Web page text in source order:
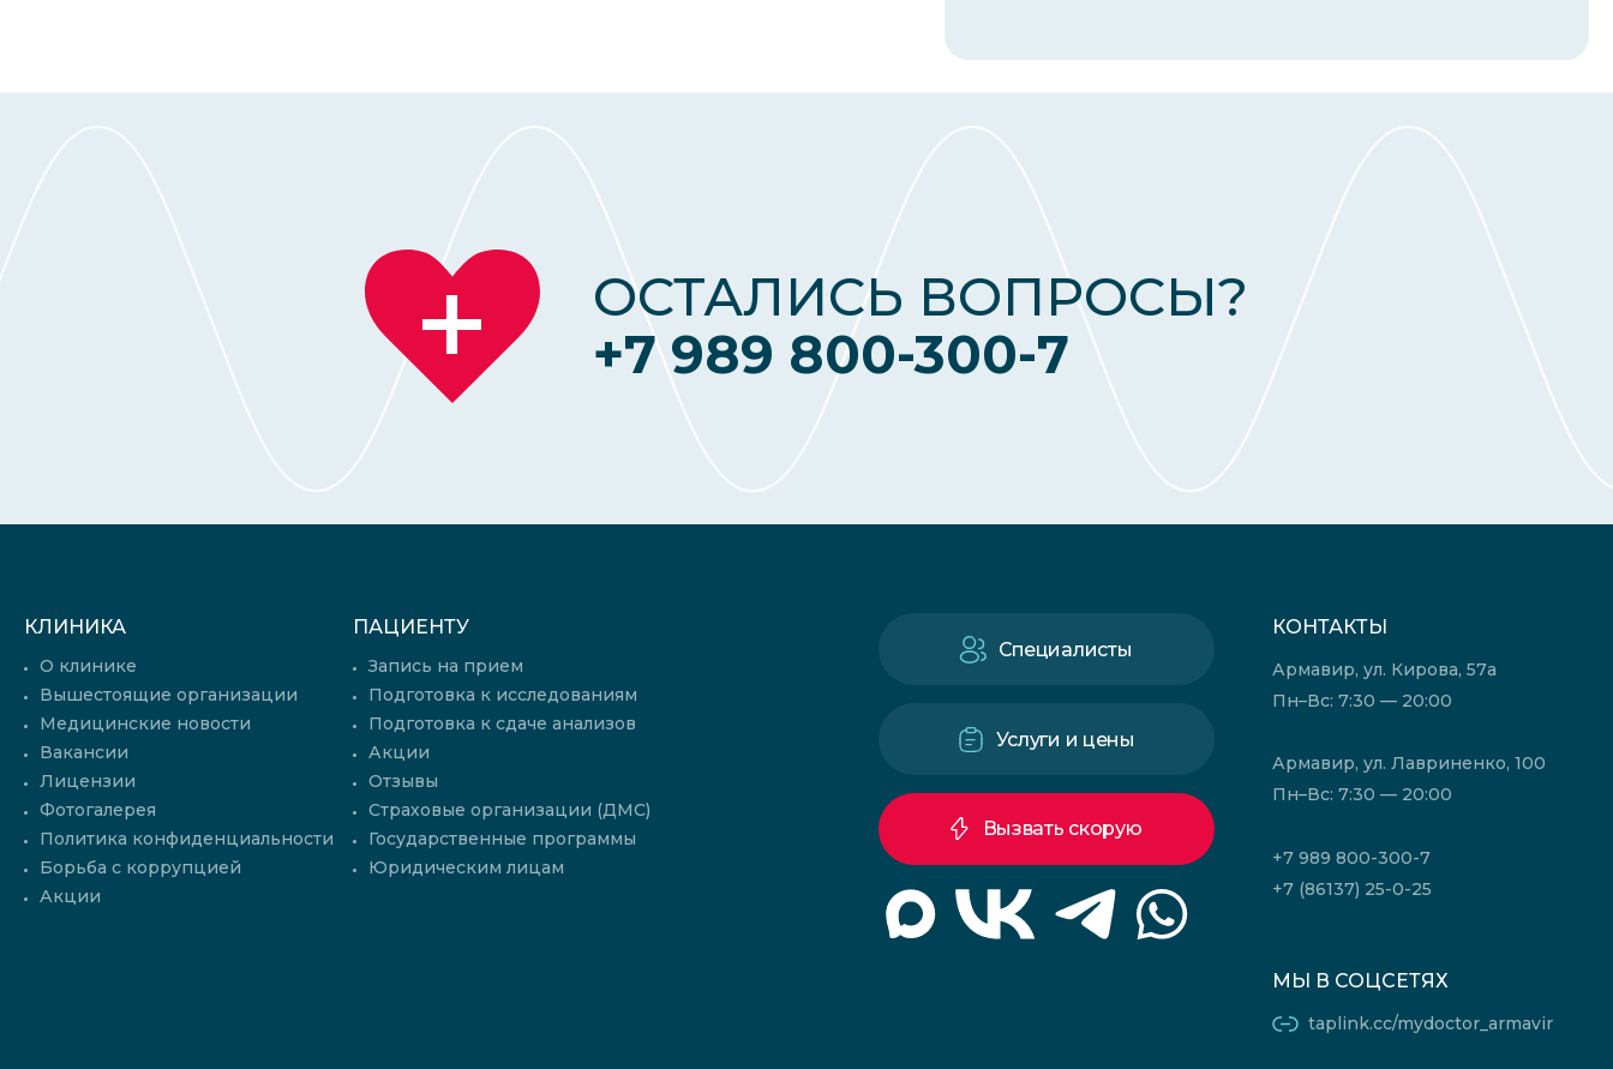
ОСТАЛИСЬ ВОПРОСЫ?
+7 989 800-300-7
КЛИНИКА
О клинике
Вышестоящие организации
Медицинские новости
Вакансии
Лицензии
Фотогалерея
Политика конфиденциальности
Борьба с коррупцией
Акции
ПАЦИЕНТУ
Запись на прием
Подготовка к исследованиям
Подготовка к сдаче анализов
Акции
Отзывы
Страховые организации (ДМС)
Государственные программы
Юридическим лицам
Специалисты
Услуги и цены
Вызвать скорую
КОНТАКТЫ
Армавир, ул. Кирова, 57а
Пн–Вс: 7:30 — 20:00
Армавир, ул. Лавриненко, 100
Пн–Вс: 7:30 — 20:00
+7 989 800-300-7
+7 (86137) 25-0-25
МЫ В СОЦСЕТЯХ
taplink.cc/mydoctor_armavir